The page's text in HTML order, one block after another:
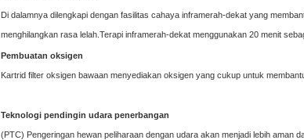
Di dalamnya dilengkapi dengan fasilitas cahaya inframerah-dekat yang
menghilangkan rasa lelah.Terapi inframerah-dekat menggunakan 20 menit
Pembuatan oksigen
Kartrid filter oksigen bawaan menyediakan oksigen yang cukup untuk
Teknologi pendingin udara penerbangan
(PTC) Pengeringan hewan peliharaan dengan udara akan menjadi lebih aman